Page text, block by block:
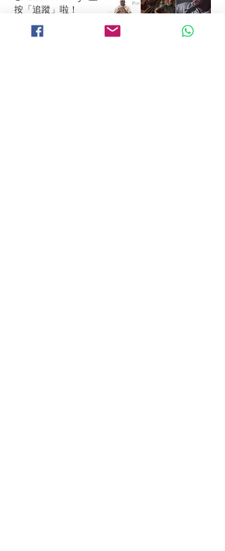
按「追蹤」啦！
靠晒你哋多多支持